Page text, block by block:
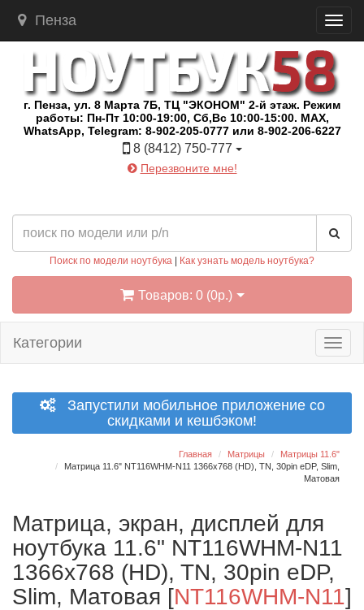
Пенза
г. Пенза, ул. 8 Марта 7Б, ТЦ "ЭКОНОМ" 2-й этаж. Режим
работы: Пн-Пт 10:00-19:00, Сб,Вс 10:00-15:00. MAX,
WhatsApp, Telegram: 8-902-205-0777 или 8-902-206-6227
8 (8412) 750-777
Перезвоните мне!
Поиск по модели ноутбука Как узнать модель ноутбука?
Товаров: 0 (0р.)
Категории
Запустили мобильное приложение со
скидками и кешбэком!
Главная Матрицы
Матрицы 11.6"
Матрица 11.6" NT116WHM-N11 1366x768 (HD), TN, 30pin eDP, Slim,
Матовая
Матрица, экран, дисплей для
ноутбука 11.6" NT116WHM-N11
1366x768 (HD), TN, 30pin eDP,
Slim, Матовая [NT116WHM-N11]